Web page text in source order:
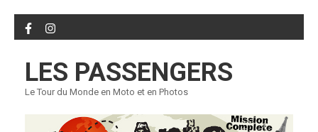
Skip
to
(Press
Enter)
LES PASSENGERS
Le Tour du Monde en Moto et en Photos